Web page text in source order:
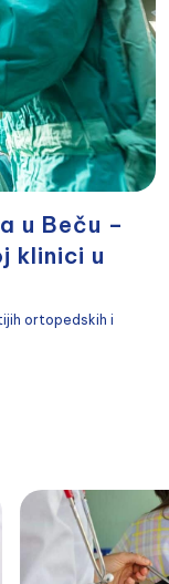
u Beču –
klinici u
ortopedskih i